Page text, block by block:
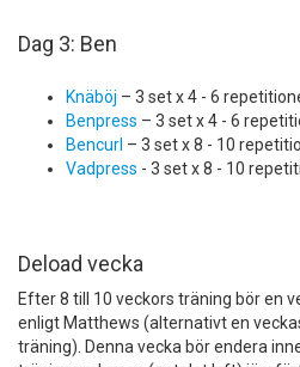
Dag 3: Ben
Knäböj – 3 set x 4 - 6
Benpress – 3 set x 4 - 6
Bencurl – 3 set x 8 - 10
Vadpress - 3 set x 8 - 10
Deload vecka
Efter 8 till 10 veckors träning bör en
enligt Matthews (alternativt en
träning). Denna vecka bör endera